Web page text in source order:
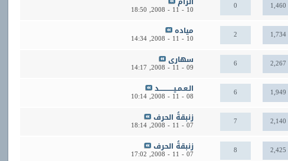
0 1,460
10 - 11 - 2008,
18:50
2 1,734 مياده
10 - 11 - 2008,
14:34
6 2,267 سهارى
09 - 11 - 2008,
14:17
6 1,949 الـعـمـيــــــــــــد
08 - 11 - 2008,
10:14
7 2,140 زنبقةُ الحرف
07 - 11 - 2008,
18:14
8 2,425 زنبقةُ الحرف
07 - 11 - 2008,
17:02